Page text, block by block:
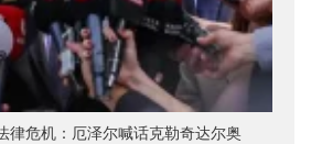
律危机：厄泽尔喊话克勒奇达尔奥